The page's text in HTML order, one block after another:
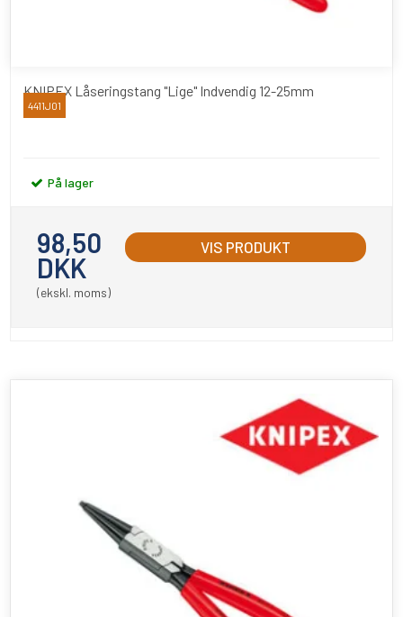
KNIPEX Låseringstang "Lige" Indvendig 12-25mm
Knipex
4411J01
På lager
98,50
DKK
(ekskl. moms)
VIS PRODUKT